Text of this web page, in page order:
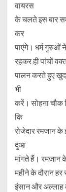
वायरस
के चलते इस बार
कर
पाएंगे। धर्म गुरुओं
रहकर ही पांचों
पालन करते हुए
भी
करें। सोहना चौक
कि
रोजेदार रमजान
दुआ
मांगते हैं। रमजान
महीने के दौरान
इंसान और अल्लाह